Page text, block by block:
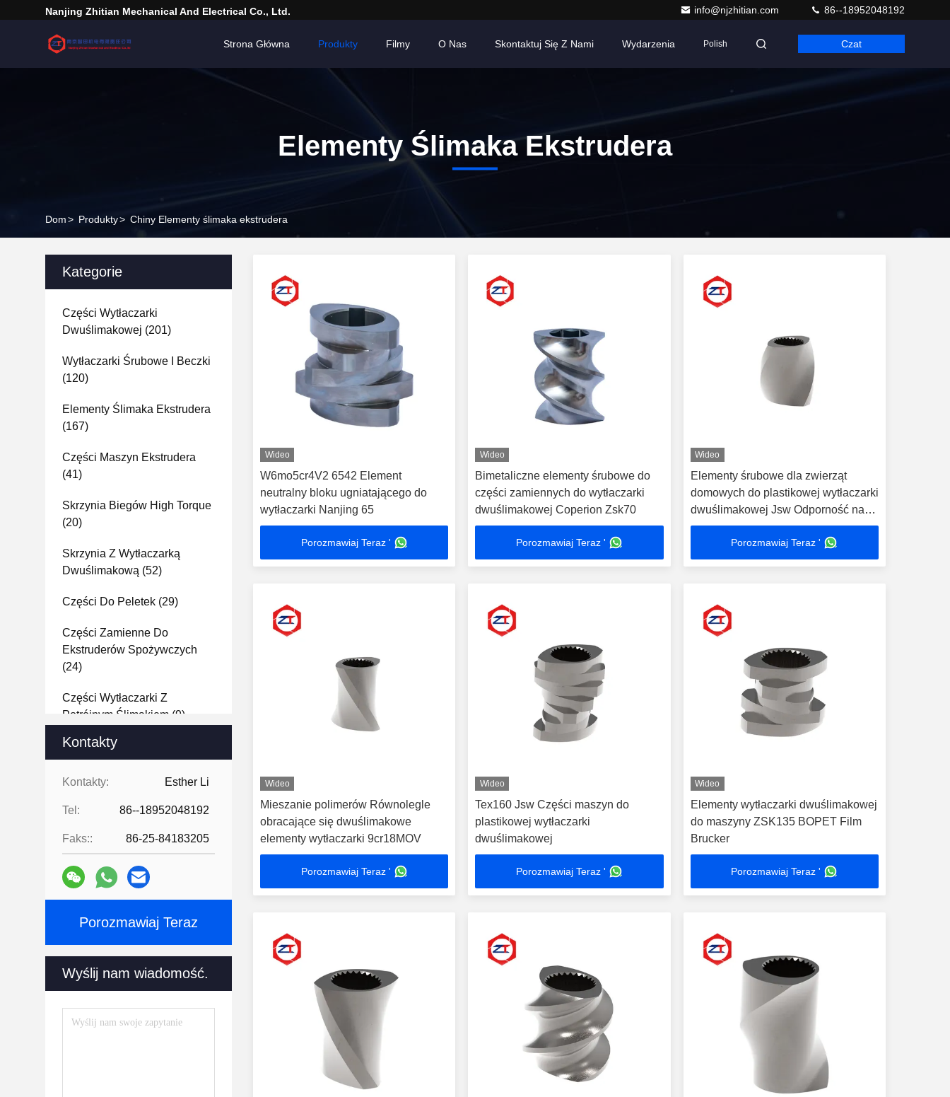
Nanjing Zhitian Mechanical And Electrical Co., Ltd. info@njzhitian.com 86--18952048192
Strona Główna Produkty Filmy O Nas Skontaktuj Się Z Nami Wydarzenia Polish Czat
Elementy Ślimaka Ekstrudera
Dom> Produkty> Chiny Elementy ślimaka ekstrudera
Kategorie
Części Wytłaczarki
Dwuślimakowej (201)
Wytłaczarki Śrubowe I Beczki
(120)
Elementy Ślimaka Ekstrudera
(167)
Części Maszyn Ekstrudera
(41)
Skrzynia Biegów High Torque
(20)
Skrzynia Z Wytłaczarką
Dwuślimakową (52)
Części Do Peletek (29)
Części Zamienne Do
Ekstruderów Spożywczych
(24)
Części Wytłaczarki Z
Potrójnym Ślimakiem (9)
Wał Wytłaczarki
Dwuślimakowej(15)
Kontakty
Kontakty: Esther Li
Tel: 86--18952048192
Faks:: 86-25-84183205
Porozmawiaj Teraz
Wyślij nam wiadomość.
Wideo
W6mo5cr4V2 6542 Element
neutralny bloku ugniatającego do
wytłaczarki Nanjing 65
Porozmawiaj Teraz '
Wideo
Bimetaliczne elementy śrubowe do
części zamiennych do wytłaczarki
dwuślimakowej Coperion Zsk70
Porozmawiaj Teraz '
Wideo
Elementy śrubowe dla zwierząt
domowych do plastikowej wytłaczarki
dwuślimakowej Jsw Odporność na
korozję
Porozmawiaj Teraz '
Wideo
Mieszanie polimerów Równolegle
obracające się dwuślimakowe
elementy wytłaczarki 9cr18MOV
Porozmawiaj Teraz '
Wideo
Tex160 Jsw Części maszyn do
plastikowej wytłaczarki
dwuślimakowej
Porozmawiaj Teraz '
Wideo
Elementy wytłaczarki dwuślimakowej
do maszyny ZSK135 BOPET Film
Brucker
Porozmawiaj Teraz '